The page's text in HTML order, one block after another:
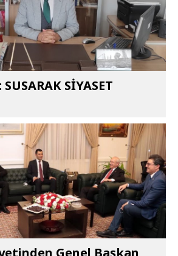
SİYASET
Genel Başkan